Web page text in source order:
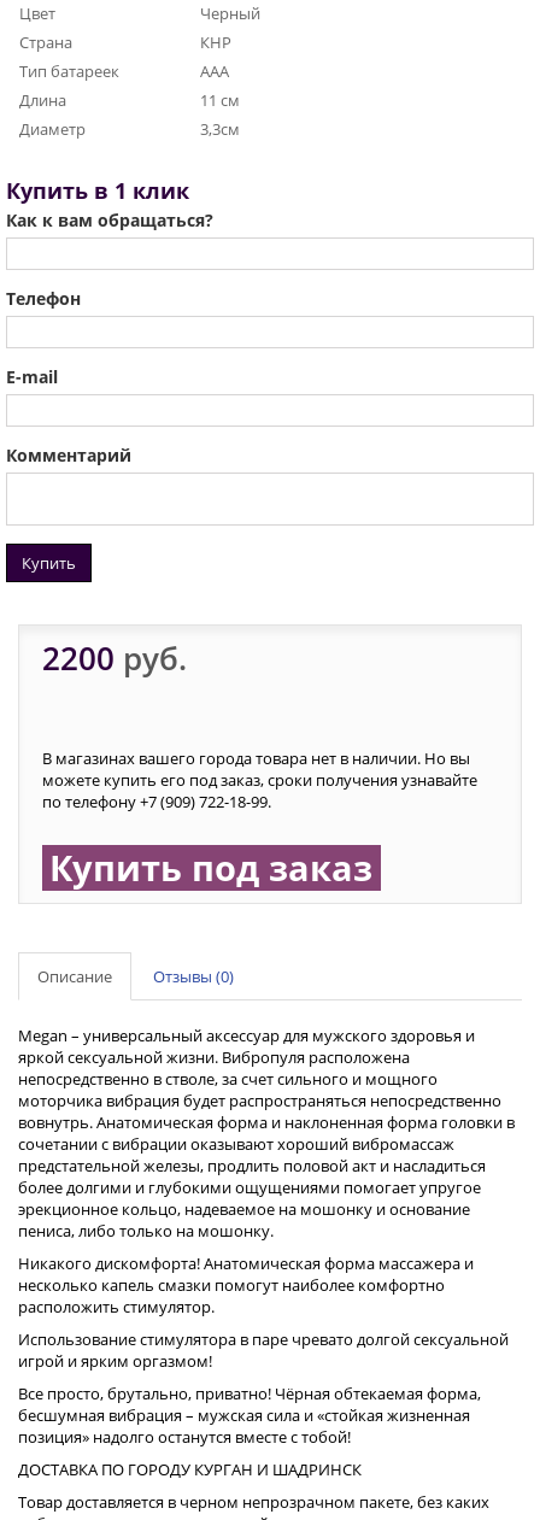
Цвет
Черный
Страна
КНР
Тип батареек
ААА
Длина
11 см
Диаметр
3,3см
Купить в 1 клик
Как к вам обращаться?
Телефон
E-mail
Комментарий
Купить
2200 руб.
В магазинах вашего города товара нет в наличии. Но вы
можете купить его под заказ, сроки получения узнавайте
по телефону +7 (909) 722-18-99.
Купить под заказ
Описание Отзывы (0)
Megan – универсальный аксессуар для мужского здоровья и
яркой сексуальной жизни. Вибропуля расположена
непосредственно в стволе, за счет сильного и мощного
моторчика вибрация будет распространяться непосредственно
вовнутрь. Анатомическая форма и наклоненная форма головки в
сочетании с вибрации оказывают хороший вибромассаж
предстательной железы, продлить половой акт и насладиться
более долгими и глубокими ощущениями помогает упругое
эрекционное кольцо, надеваемое на мошонку и основание
пениса, либо только на мошонку.
Никакого дискомфорта! Анатомическая форма массажера и
несколько капель смазки помогут наиболее комфортно
расположить стимулятор.
Использование стимулятора в паре чревато долгой сексуальной
игрой и ярким оргазмом!
Все просто, брутально, приватно! Чёрная обтекаемая форма,
бесшумная вибрация – мужская сила и «стойкая жизненная
позиция» надолго останутся вместе с тобой!
ДОСТАВКА ПО ГОРОДУ КУРГАН И ШАДРИНСК
Товар доставляется в черном непрозрачном пакете, без каких